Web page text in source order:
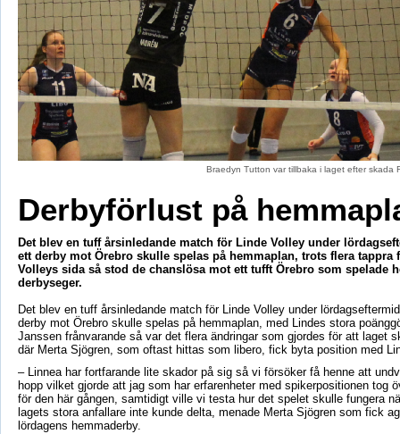
Braedyn Tutton var tillbaka i laget efter skada
Derbyförlust på
Det blev en tuff årsinledande match för Linde Volley under
ett derby mot Örebro skulle spelas på hemmaplan, trots flera tappra
Volleys sida så stod de chanslösa mot ett tufft Örebro som spelade
derbyseger.
Det blev en tuff årsinledande match för Linde Volley under
derby mot Örebro skulle spelas på hemmaplan, med Lindes stora
Janssen frånvarande så var det flera ändringar som gjordes för att laget
där Merta Sjögren, som oftast hittas som libero, fick byta position med
– Linnea har fortfarande lite skador på sig så vi försöker få henne att
hopp vilket gjorde att jag som har erfarenheter med spikerpositionen tog
för den här gången, samtidigt ville vi testa hur det spelet skulle fungera
lagets stora anfallare inte kunde delta, menade Merta Sjögren som fick
lördagens hemmaderby.